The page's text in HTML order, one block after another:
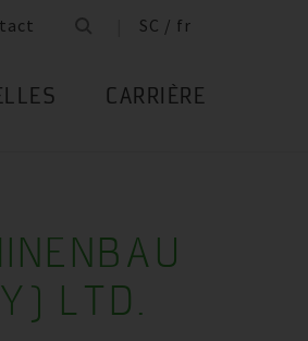
SC / fr
CARRIÈRE
LTD.